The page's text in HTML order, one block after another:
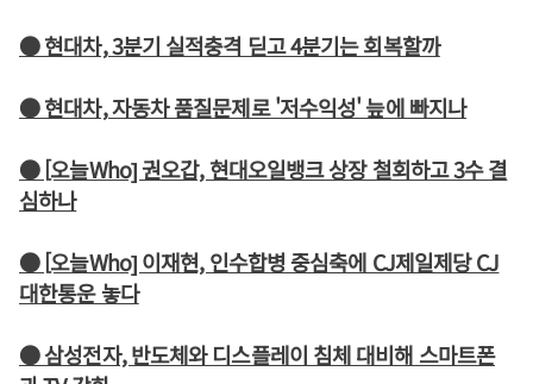
● 현대차, 3분기 실적충격 딛고 4분기는 회복할까
● 현대차, 자동차 품질문제로 '저수익성' 늪에 빠지나
● [오늘Who] 권오갑, 현대오일뱅크 상장 철회하고 3수 결
심하나
● [오늘Who] 이재현, 인수합병 중심축에 CJ제일제당 CJ
대한통운 놓다
● 삼성전자, 반도체와 디스플레이 침체 대비해 스마트폰